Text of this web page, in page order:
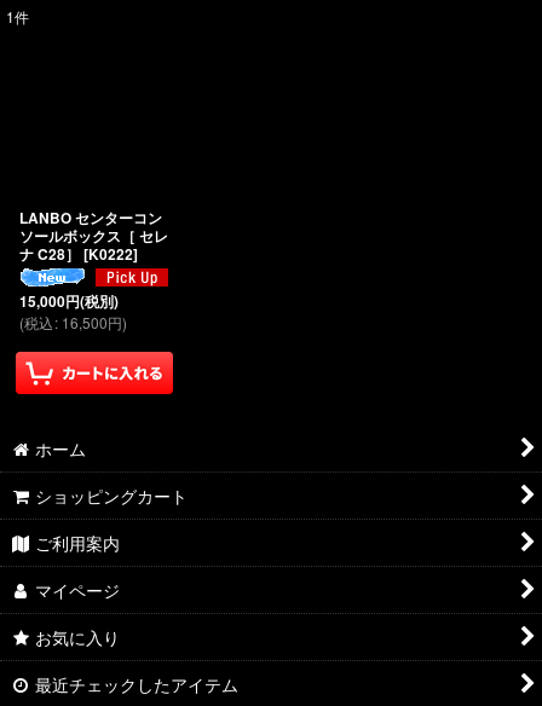
1件
LANBO センターコン
ソールボックス［ セレ
ナ C28］ [K0222]
15,000円(税別)
(税込: 16,500円)
ホーム
ショッピングカート
ご利用案内
マイページ
お気に入り
最近チェックしたアイテム